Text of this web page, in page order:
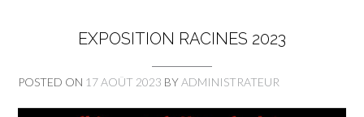
EXPOSITION RACINES 2023
POSTED ON 17 AOÛT 2023 BYADMINISTRATEUR